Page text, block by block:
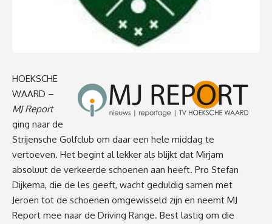
HOEKSCHE
WAARD –
MJ Report
ging naar de
Strijensche Golfclub om daar een hele middag te
vertoeven. Het begint al lekker als blijkt dat Mirjam
absoluut de verkeerde schoenen aan heeft. Pro Stefan
Dijkema, die de les geeft, wacht geduldig samen met
Jeroen tot de schoenen omgewisseld zijn en neemt MJ
Report mee naar de Driving Range. Best lastig om die